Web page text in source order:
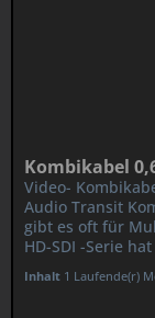
Kombikabel
Video-
Audio Transit
gibt es oft für
HD-SDI -Serie
Inhalt 1 Laufende(r)